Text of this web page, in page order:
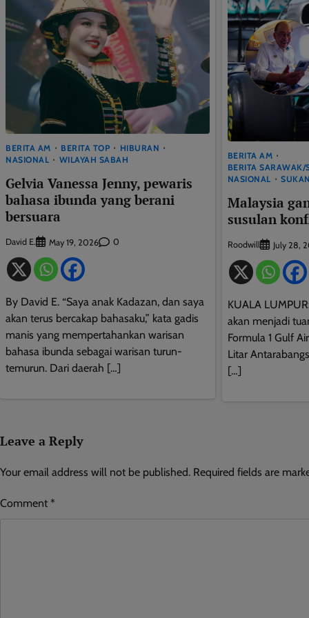
BERITA AM BERITA TOP
HIBURAN
NASIONAL
WILAYAH SABAH
Gelvia Vanessa Jenny, pewaris
bahasa ibunda yang berani
bersuara
David E. May 19, 2026 0
By David E. “Saya anak Kadazan, dan saya
akan terus bercakap bahasaku,” kata gadis
manis yang mempertahankan warisan
bahasa ibunda sebagai warisan turun-
temurun. Dari daerah […]
BERITA AM
BERITA SARAWAK/
NASIONAL
SUKAN
Malaysia
susulan
Roodwill July 28,
KUALA
akan menjadi
Formula 1 Gulf
Litar
[…]
Leave a Reply
Your email address will not be published. Required fields are
Comment *